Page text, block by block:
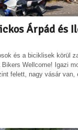
Árpád és
és a biciklisek körül
Wellcome! Igazi
felett, nagy vásár van,